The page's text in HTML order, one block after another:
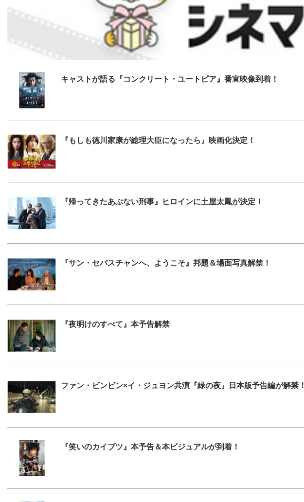
キャストが語る『コンクリート・ユートピア』番宣映像到着！
『もしも徳川家康が総理大臣になったら』映画化決定！
『帰ってきたあぶない刑事』ヒロインに土屋太鳳が決定！
『サン・セバスチャンへ、ようこそ』邦題＆場面写真解禁！
『夜明けのすべて』本予告解禁
ファン・ビンビン×イ・ジュヨン共演『緑の夜』日本版予告編が解禁！
『笑いのカイブツ』本予告＆本ビジュアルが到着！